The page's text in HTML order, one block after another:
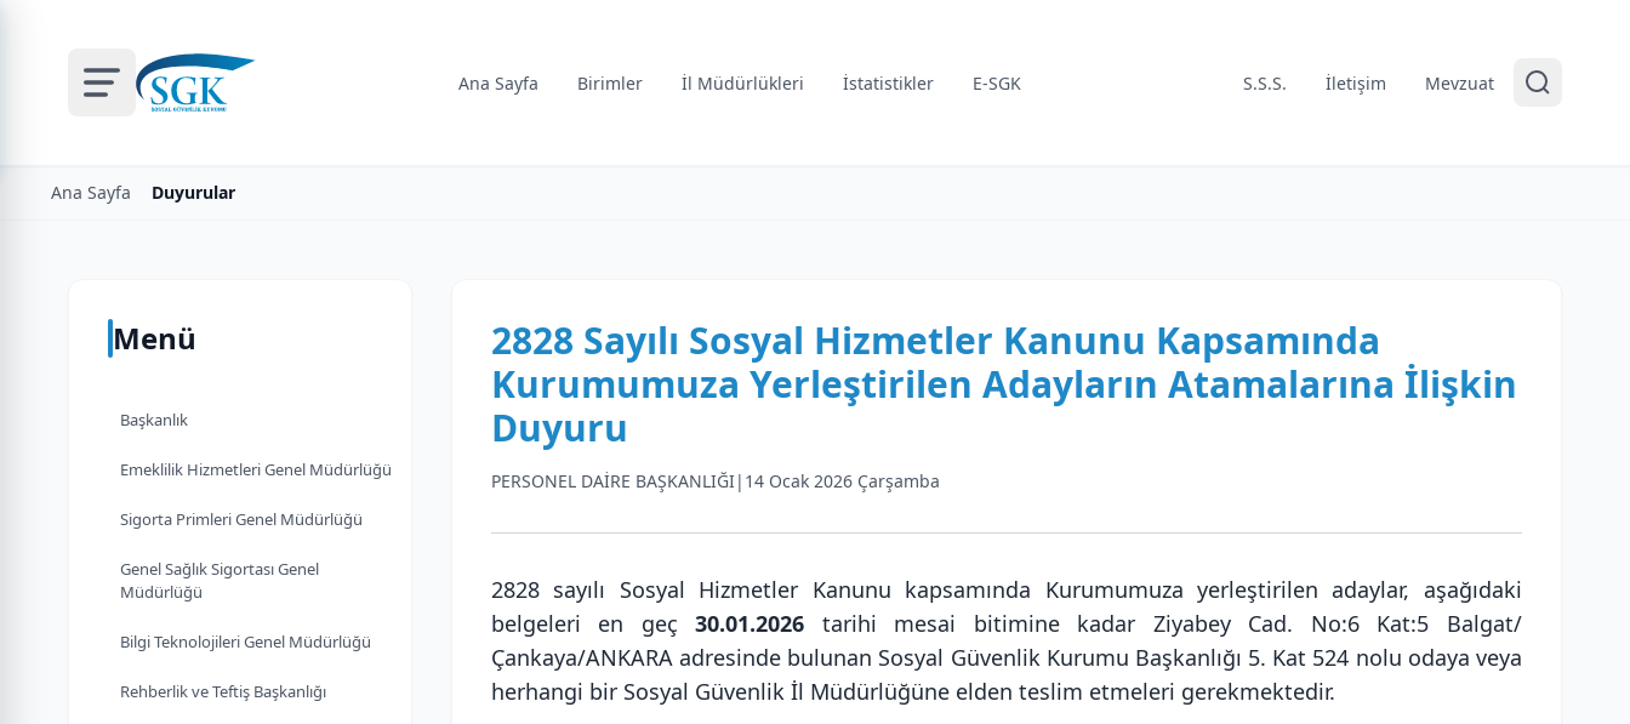
Ana Sayfa Birimler İl Müdürlükleri İstatistikler E-SGK S.S.S. İletişim Mevzuat
Ana Sayfa Duyurular
Menü
Başkanlık
Emeklilik Hizmetleri Genel Müdürlüğü
Sigorta Primleri Genel Müdürlüğü
Genel Sağlık Sigortası Genel
Müdürlüğü
Bilgi Teknolojileri Genel Müdürlüğü
Rehberlik ve Teftiş Başkanlığı
2828 Sayılı Sosyal Hizmetler Kanunu Kapsamında
Kurumumuza Yerleştirilen Adayların Atamalarına İlişkin
Duyuru
PERSONEL DAİRE BAŞKANLIĞI| 14 Ocak 2026 Çarşamba
2828 sayılı Sosyal Hizmetler Kanunu kapsamında Kurumumuza yerleştirilen adaylar, aşağıdaki
belgeleri en geç30.01.2026 tarihi mesai bitimine kadar Ziyabey Cad. No:6 Kat:5 Balgat/
Çankaya/ANKARA adresinde bulunan Sosyal Güvenlik Kurumu Başkanlığı 5. Kat 524 nolu odaya veya
herhangi bir Sosyal Güvenlik İl Müdürlüğüne elden teslim etmeleri gerekmektedir.